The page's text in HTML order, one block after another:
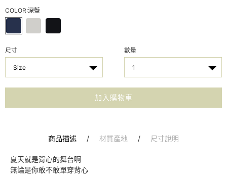
COLOR:深藍
尺寸
Size
數量
1
加入購物車
商品描述 / 材質產地 / 尺寸說明
夏天就是背心的舞台啊
無論是你敢不敢單穿背心